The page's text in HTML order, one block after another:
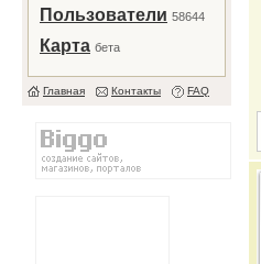
Пользователи 58644
Карта бета
Главная Контакты FAQ